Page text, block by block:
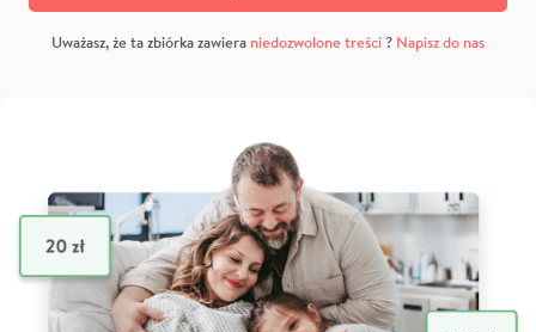
Uważasz, że ta zbiórka zawiera niedozwolone treści? Napisz do nas